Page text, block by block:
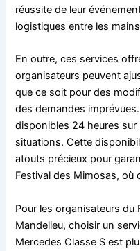
réussite de leur
logistiques entre les
En outre, ces services
organisateurs peuvent
que ce soit pour des
des demandes
disponibles 24 heures sur
situations. Cette
atouts précieux pour
Festival des Mimosas, où
Pour les organisateurs du
Mandelieu, choisir un
Mercedes Classe S est